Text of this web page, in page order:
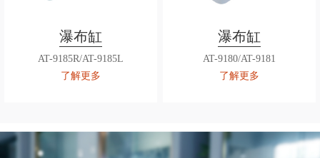
瀑布缸
AT-9185R/AT-9185L
了解更多
瀑布缸
AT-9180/AT-9181
了解更多